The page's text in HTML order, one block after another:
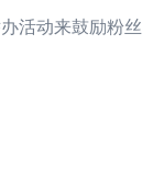
活动来鼓励粉丝